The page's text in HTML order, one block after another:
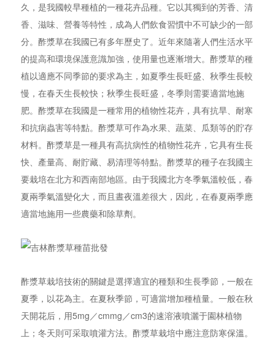
久，是我國較早種植的一種花卉品種。它以其獨到的芳香、清
香、滋味、營養等特性，成為人們飲食習慣中不可缺少的一部
分。酢漿草在我國已有多年歷史了。近年來隨著人們生活水平
的提高和環境保護意識加強，使用量也逐漸增大。酢漿草的種
植以適應不同季節的要求為主，如夏季生長旺盛、秋季生長較
慢，在春天生長較快；秋季生長旺盛，冬季則需要適當地施
肥。酢漿草在我國是一種常用的植物性花卉，具有抗旱、耐寒
和抗病蟲害等特點。酢漿草可作為水果、蔬菜、瓜類等的貯存
材料。酢漿草是一種具有高抗病性的植物性花卉，它具有生長
快、產量高、耐貯藏、易清理等特點。酢漿草的種子在我國主
要栽培在北方和西南部地區。由于我國北方冬季氣溫較低，春
夏兩季氣溫變化大，而且晝夜溫差很大，因此，在春夏兩季應
適當地施用一些農藥和除草劑。
酢漿草栽培技術的關鍵是選擇適宜的種類和生長季節，一般在
夏季，以花為主。在夏秋季節，可適當增加種植量。一般在秋
天開花后，用5mg／cmmg／cm3的速溶液噴灑于園林植物
上；冬天則可采取噴灌方法。酢漿草栽培中應注意防寒保溫。